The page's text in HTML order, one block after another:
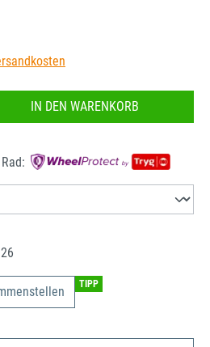
den gewünschten Wert
IN DEN WARENKORB
TIPP